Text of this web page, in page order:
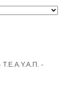
Τ.Ε.Α.Υ.Α.Π. -